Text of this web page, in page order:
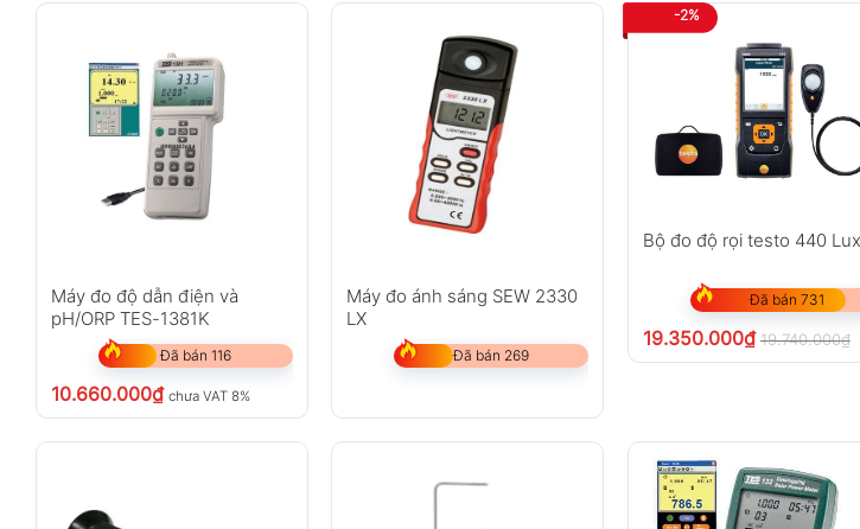
Màn hình TFT lớn, hiển thị rõ ràng nhiều thông số cùng lúc
Đặc điểm nổi bật
Cảm biến laser thế hệ thứ 3 với tuổi thọ lên đến 20.000 giờ
Thuật toán Particle Swarm Optimization độc quyền giúp phép đo ổn định và chính
Cảm biến điện hóa được hiệu chuẩn sẵn, phát hiện chính xác formaldehyde và
Có đèn báo dung lượng pin, tiện theo dõi trong quá trình sử dụng
Thiết kế cầm tay chắc chắn, dễ mang theo khi đo hiện trường
Chỉ tiêu đo: PM2.5, PM10, Particle, HCHO, TVOC, AQI, Nhiệt độ, Độ ẩm, Histogram
Dung lượng pin: 3000 mAh
Máy đo độ dẫn điện và
pH/ORP TES-1381K
Đã bán 116
10.660.000₫ chưa VAT 8%
Máy đo ánh sáng SEW 2330
LX
Đã bán 269
-2%
Bộ đo độ rọi testo 440 Lux
Đã bán 731
19.350.000₫ 19.740.000₫